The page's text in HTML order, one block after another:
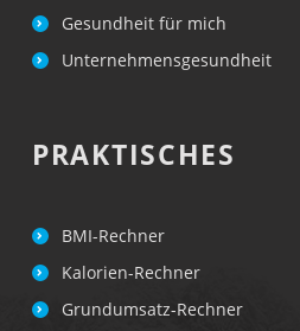
Gesundheit für mich
Unternehmensgesundheit
PRAKTISCHES
BMI-Rechner
Kalorien-Rechner
Grundumsatz-Rechner